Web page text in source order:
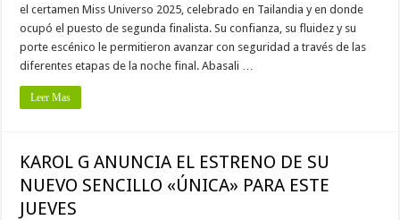
el certamen Miss Universo 2025, celebrado en Tailandia y en donde
ocupó el puesto de segunda finalista. Su confianza, su fluidez y su
porte escénico le permitieron avanzar con seguridad a través de las
diferentes etapas de la noche final. Abasali …
Leer Mas
KAROL G ANUNCIA EL ESTRENO DE SU
NUEVO SENCILLO «ÚNICA» PARA ESTE
JUEVES